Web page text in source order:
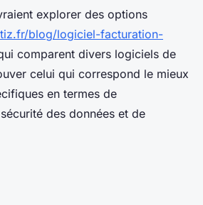
explorer des options
blog/logiciel-facturation-
comparent divers logiciels de
celui qui correspond le mieux
en termes de
des données et de